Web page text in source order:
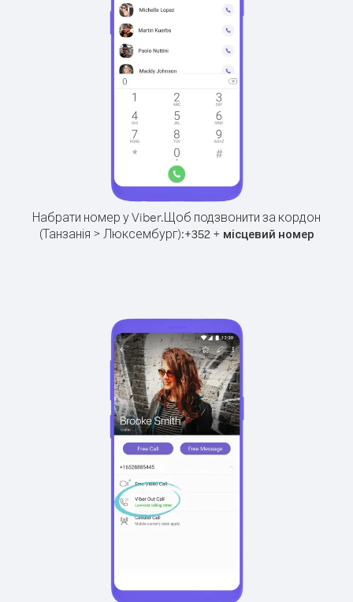
Набрати номер у Viber.Щоб подзвонити за кордон
(Танзанія > Люксембург):+352+ місцевий номер